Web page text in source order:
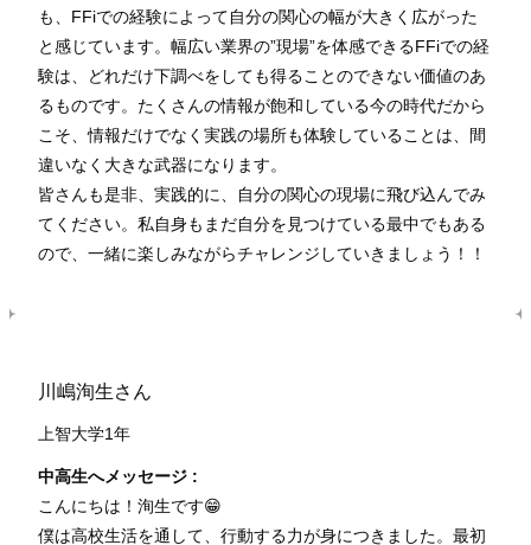
も、FFiでの経験によって自分の関心の幅が大きく広がった
と感じています。幅広い業界の”現場”を体感できるFFiでの経
験は、どれだけ下調べをしても得ることのできない価値のあ
るものです。たくさんの情報が飽和している今の時代だから
こそ、情報だけでなく実践の場所も体験していることは、間
違いなく大きな武器になります。
皆さんも是非、実践的に、自分の関心の現場に飛び込んでみ
てください。私自身もまだ自分を見つけている最中でもある
ので、一緒に楽しみながらチャレンジしていきましょう！！
川嶋洵生さん
上智大学1年
中高生へメッセージ :
こんにちは！洵生です😁
僕は高校生活を通して、行動する力が身につきました。最初